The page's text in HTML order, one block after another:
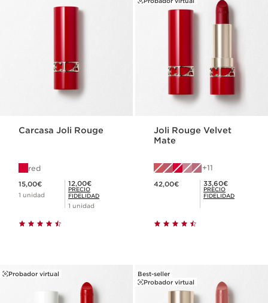
Carcasa Joli Rouge
red
15,00€
1 unidad
Precio Fidelidad 12,00€
12,00€
PRECIO
FIDELIDAD
1 unidad
Joli Rouge Velvet
Mate
11
42,00€ Precio Fidelidad 33,60€
33,60€
PRECIO
FIDELIDAD
Probador virtual
Best-seller
Probador virtual